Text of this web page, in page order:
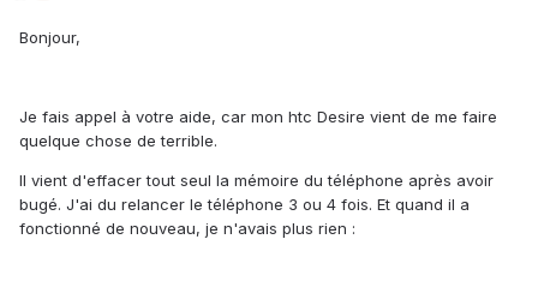
Bonjour,
Je fais appel à votre aide, car mon htc Desire vient de me faire
quelque chose de terrible.
Il vient d'effacer tout seul la mémoire du téléphone après avoir
bugé. J'ai du relancer le téléphone 3 ou 4 fois. Et quand il a
fonctionné de nouveau, je n'avais plus rien :